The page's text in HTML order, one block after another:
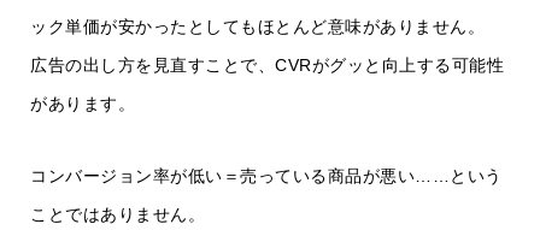
ック単価が安かったとしてもほとんど意味がありません。
広告の出し方を見直すことで、CVRがグッと向上する可能性
があります。
コンバージョン率が低い＝売っている商品が悪い……という
ことではありません。